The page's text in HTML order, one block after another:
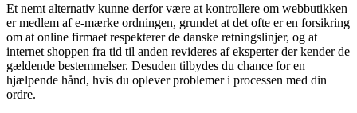
Et nemt alternativ kunne derfor være at kontrollere om webbutikken
er medlem af e-mærke ordningen, grundet at det ofte er en forsikring
om at online firmaet respekterer de danske retningslinjer, og at
internet shoppen fra tid til anden revideres af eksperter der kender de
gældende bestemmelser. Desuden tilbydes du chance for en
hjælpende hånd, hvis du oplever problemer i processen med din
ordre.